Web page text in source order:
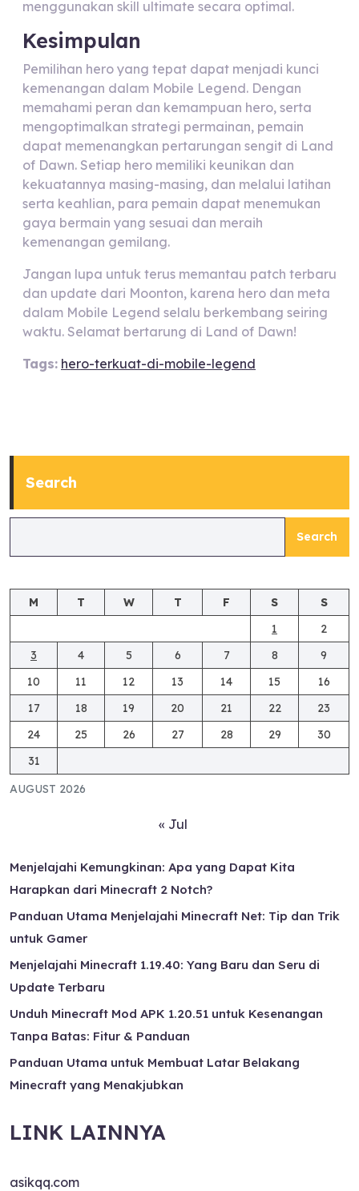
menggunakan skill ultimate secara optimal.
Kesimpulan
Pemilihan hero yang tepat dapat menjadi kunci
kemenangan dalam Mobile Legend. Dengan
memahami peran dan kemampuan hero, serta
mengoptimalkan strategi permainan, pemain
dapat memenangkan pertarungan sengit di Land
of Dawn. Setiap hero memiliki keunikan dan
kekuatannya masing-masing, dan melalui latihan
serta keahlian, para pemain dapat menemukan
gaya bermain yang sesuai dan meraih
kemenangan gemilang.
Jangan lupa untuk terus memantau patch terbaru
dan update dari Moonton, karena hero dan meta
dalam Mobile Legend selalu berkembang seiring
waktu. Selamat bertarung di Land of Dawn!
Tags: hero-terkuat-di-mobile-legend
Search
Search
AUGUST 2026
M T W T F S
S
1
2
3
4 5 6 7 8
9
10
11 12 13 14 15
16
17
18 19 20 21 22
23
24
25 26 27 28 29
30
31
« Jul
Menjelajahi Kemungkinan: Apa yang Dapat Kita
Harapkan dari Minecraft 2 Notch?
Panduan Utama Menjelajahi Minecraft Net: Tip dan Trik
untuk Gamer
Menjelajahi Minecraft 1.19.40: Yang Baru dan Seru di
Update Terbaru
Unduh Minecraft Mod APK 1.20.51 untuk Kesenangan
Tanpa Batas: Fitur & Panduan
Panduan Utama untuk Membuat Latar Belakang
Minecraft yang Menakjubkan
LINK LAINNYA
asikqq.com